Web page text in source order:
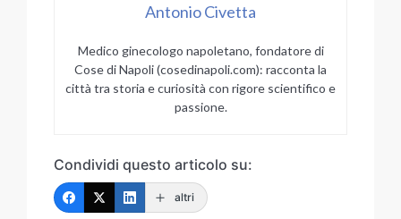
Antonio Civetta
Medico ginecologo napoletano, fondatore di
Cose di Napoli (cosedinapoli.com): racconta la
città tra storia e curiosità con rigore scientifico e
passione.
Condividi questo articolo su:
altri